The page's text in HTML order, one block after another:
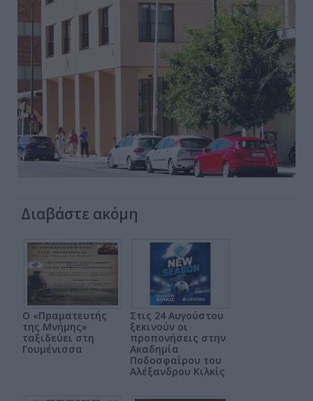
Διαβάστε ακόμη
Ο «Πραματευτής
της Μνήμης»
ταξιδεύει στη
Γουμένισσα
Στις 24 Αυγούστου
ξεκινούν οι
προπονήσεις στην
Ακαδημία
Ποδοσφαίρου του
Αλέξανδρου Κιλκίς